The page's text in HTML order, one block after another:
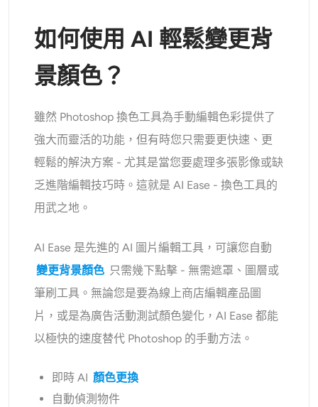
如何使用 AI 輕鬆變更背
景顏色？
雖然 Photoshop 換色工具為手動編輯色彩提供了
強大而靈活的功能，但有時您只需要更快速、更
輕鬆的解決方案 - 尤其是當您要處理多張影像或缺
乏進階編輯技巧時。這就是 AI Ease - 換色工具的
用武之地。
AI Ease 是先進的 AI 圖片編輯工具，可讓您自動
變更背景顏色 只需幾下點擊 - 無需遮罩、圖層或
筆刷工具。無論您是要為線上商店編輯產品圖
片，或是為廣告活動測試顏色變化，AI Ease 都能
以極快的速度替代 Photoshop 的手動方法。
即時 AI 顏色更換
自動偵測物件